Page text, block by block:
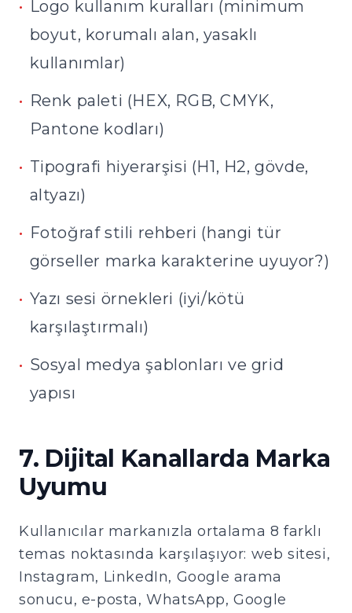
• Logo kullanım kuralları (minimum
boyut, korumalı alan, yasaklı
kullanımlar)
• Renk paleti (HEX, RGB, CMYK,
Pantone kodları)
• Tipografi hiyerarşisi (H1, H2, gövde,
altyazı)
• Fotoğraf stili rehberi (hangi tür
görseller marka karakterine uyuyor?)
• Yazı sesi örnekleri (iyi/kötü
karşılaştırmalı)
• Sosyal medya şablonları ve grid
yapısı
7. Dijital Kanallarda Marka
Uyumu
Kullanıcılar markanızla ortalama 8 farklı
temas noktasında karşılaşıyor: web sitesi,
Instagram, LinkedIn, Google arama
sonucu, e-posta, WhatsApp, Google